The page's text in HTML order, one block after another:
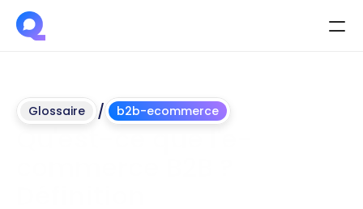
Glossaire / b2b-ecommerce